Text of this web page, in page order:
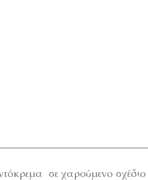
ποσότητα
σε χαρούμενο σχέδιο